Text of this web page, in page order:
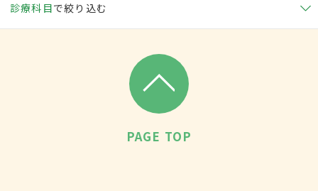
診療科目で絞り込む
PAGE TOP